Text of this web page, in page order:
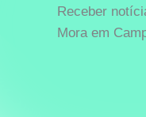
Receber
Mora em